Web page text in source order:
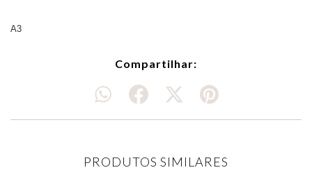
A3
Compartilhar:
PRODUTOS SIMILARES